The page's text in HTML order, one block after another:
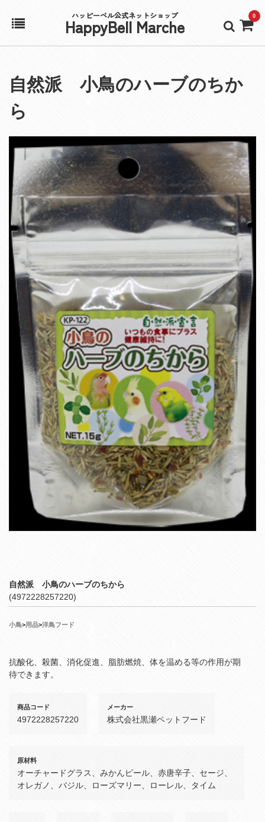
ハッピーベル公式ネットショップ
HappyBell Marche 0
アカウント
カート
自然派 小鳥のハーブのちか
ら
自然派 小鳥のハーブのちから
(4972228257220)
小鳥>用品>洋鳥フード
抗酸化、殺菌、消化促進、脂肪燃焼、体を温める等の作用が期
待できます。
商品コード
4972228257220
メーカー
株式会社黒瀬ペットフード
原材料
オーチャードグラス、みかんピール、赤唐辛子、セージ、
オレガノ、バジル、ローズマリー、ローレル、タイム